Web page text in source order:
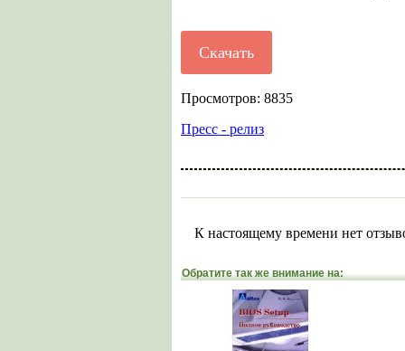
Скачать
Просмотров: 8835
Пресс - релиз
К настоящему времени нет
Обратите так же внимание на: